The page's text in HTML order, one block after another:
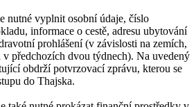
nutné vyplnit osobní údaje, číslo
informace o cestě, adresu ubytování
prohlášení (v závislosti na zemích,
předchozích dvou týdnech). Na uvedený
obdrží potvrzovací zprávu, kterou se
do Thajska.